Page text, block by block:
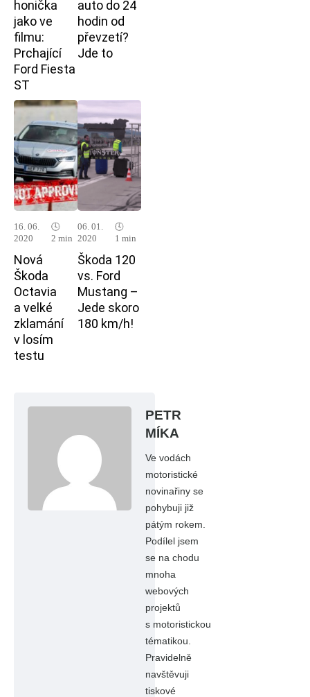
honička
jako ve
filmu:
Prchající
Ford Fiesta
ST
auto do 24
hodin od
převzetí?
Jde to
16. 06.
2020
🕓
2 min
Nová
Škoda
Octavia
a velké
zklamání
v losím
testu
06. 01.
2020
🕓
1 min
Škoda 120
vs. Ford
Mustang –
Jede skoro
180 km/h!
PETR
MÍKA
Ve vodách
motoristické
novinařiny se
pohybuji již
pátým rokem.
Podílel jsem
se na chodu
mnoha
webových
projektů
s motoristickou
tématikou.
Pravidelně
navštěvuji
tiskové